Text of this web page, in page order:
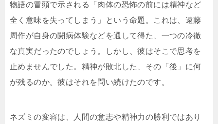
物語の冒頭で示される「肉体の恐怖の前には精神など
全く意味を失ってしまう」という命題。これは、遠藤
周作が自身の闘病体験などを通して得た、一つの冷徹
な真実だったのでしょう。しかし、彼はそこで思考を
止めませんでした。精神が敗北した、その「後」に何
が残るのか。彼はそれを問い続けたのです。
ネズミの変容は、人間の意志や精神力の勝利ではあり